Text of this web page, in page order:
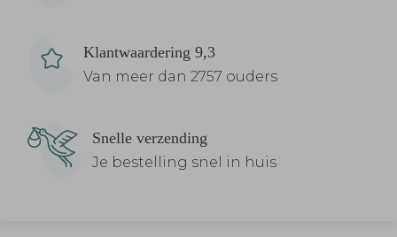
Klantwaardering 9,3
Van meer dan 2757 ouders
Snelle verzending
Je bestelling snel in huis